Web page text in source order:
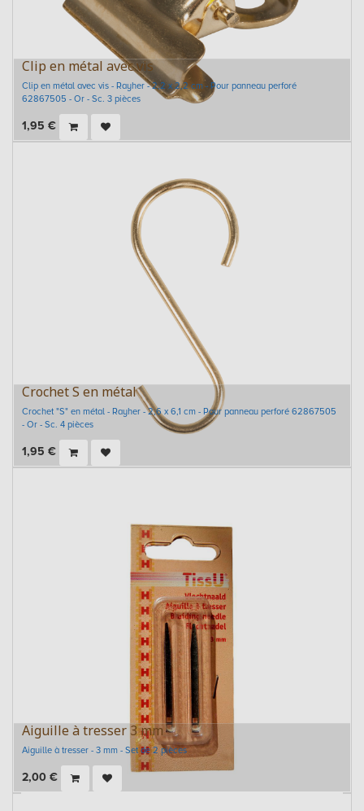
Clip en métal avec vis
Clip en métal avec vis - Rayher - 2,2 x 2,2 cm - Pour panneau perforé
62867505 - Or - Sc. 3 pièces
1,95 €
Crochet S en métal
Crochet "S" en métal - Rayher - 2,6 x 6,1 cm - Pour panneau perforé 62867505
- Or - Sc. 4 pièces
1,95 €
Aiguille à tresser 3 mm
Aiguille à tresser - 3 mm - Set de 2 pièces
2,00 €